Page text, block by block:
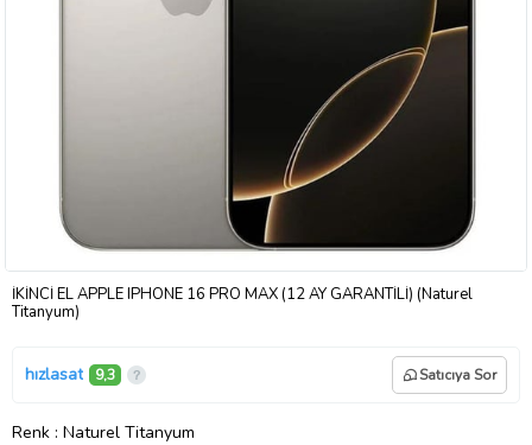
İKİNCİ EL APPLE IPHONE 16 PRO MAX (12 AY GARANTİLİ) (Naturel
Titanyum)
hızlasat 9,3 Satıcıya Sor
Renk : Naturel Titanyum